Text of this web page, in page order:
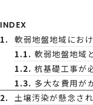
INDEX
軟弱地盤地域にお
軟弱地盤地域
杭基礎工事が
多大な費用が
土壌汚染が懸念さ